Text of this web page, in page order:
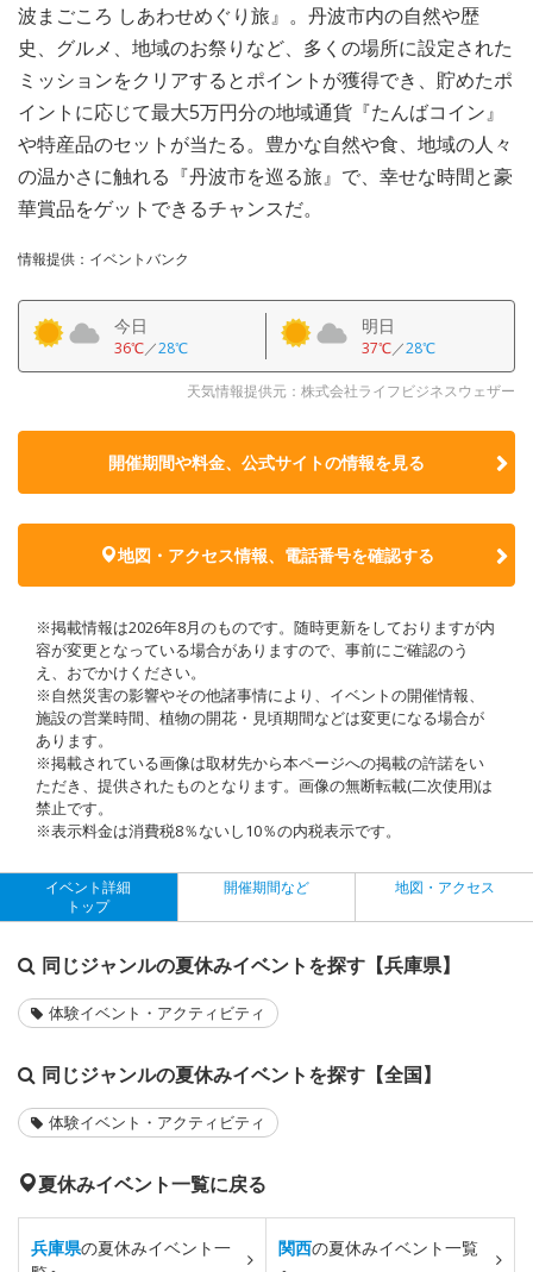
波まごころ しあわせめぐり旅』。丹波市内の自然や歴
史、グルメ、地域のお祭りなど、多くの場所に設定された
ミッションをクリアするとポイントが獲得でき、貯めたポ
イントに応じて最大5万円分の地域通貨『たんばコイン』
や特産品のセットが当たる。豊かな自然や食、地域の人々
の温かさに触れる『丹波市を巡る旅』で、幸せな時間と豪
華賞品をゲットできるチャンスだ。
情報提供：イベントバンク
今日
36℃／28℃
明日
37℃／28℃
天気情報提供元：株式会社ライフビジネスウェザー
開催期間や料金、公式サイトの情報を見る
地図・アクセス情報、電話番号を確認する
※掲載情報は2026年8月のものです。随時更新をしておりますが内
容が変更となっている場合がありますので、事前にご確認のう
え、おでかけください。
※自然災害の影響やその他諸事情により、イベントの開催情報、
施設の営業時間、植物の開花・見頃期間などは変更になる場合が
あります。
※掲載されている画像は取材先から本ページへの掲載の許諾をい
ただき、提供されたものとなります。画像の無断転載(二次使用)は
禁止です。
※表示料金は消費税8％ないし10％の内税表示です。
イベント詳細
トップ
開催期間など 地図・アクセス
同じジャンルの夏休みイベントを探す【兵庫県】
体験イベント・アクティビティ
同じジャンルの夏休みイベントを探す【全国】
体験イベント・アクティビティ
夏休みイベント一覧に戻る
兵庫県の夏休みイベント一
関西の夏休みイベント一覧